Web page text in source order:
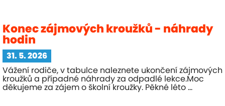
Konec zájmových kroužků - náhrady
hodin
31. 5. 2026
Vážení rodiče, v tabulce naleznete ukončení zájmových
kroužků a případné náhrady za odpadlé lekce.Moc
děkujeme za zájem o školní kroužky. Pěkné léto ...